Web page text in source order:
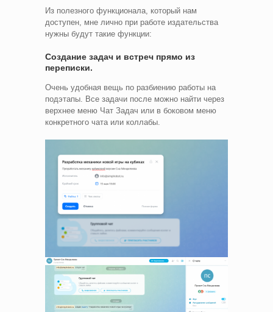
Из полезного функционала, который нам
доступен, мне лично при работе издательства
нужны будут такие функции:
Создание задач и встреч прямо из
переписки.
Очень удобная вещь по разбиению работы на
подэтапы. Все задачи после можно найти через
верхнее меню Чат Задач или в боковом меню
конкретного чата или коллабы.